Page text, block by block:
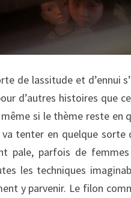
de lassitude et d’ennui
d’autres histoires
si le thème reste en
va tenter en quelque
pale, parfois de
les techniques
y parvenir. Le filon